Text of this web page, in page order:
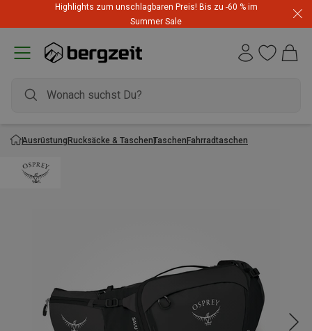
Highlights zum unschlagbaren Preis! Bis zu -60 % im
Summer Sale
AusrüstungRucksäcke & TaschenTaschenFahrradtaschen